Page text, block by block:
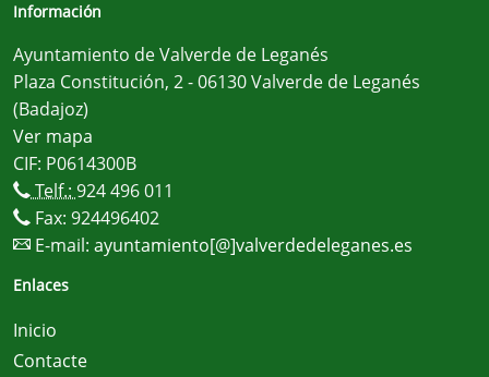
Información
Ayuntamiento de Valverde de Leganés
Plaza Constitución, 2 - 06130 Valverde de Leganés
(Badajoz)
Ver mapa
CIF: P0614300B
Telf.: 924 496 011
Fax: 924496402
E-mail: ayuntamiento[@]valverdedeleganes.es
Enlaces
Inicio
Contacte